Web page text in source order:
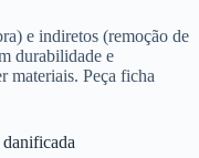
e indiretos (remoção de
durabilidade e
materiais. Peça ficha